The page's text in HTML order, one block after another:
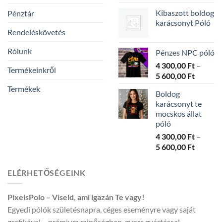
Pénztár
Rendeléskövetés
Rólunk
Termékeinkről
Termékek
300,00
-
Kibaszott boldog
karácsonyt Póló
Pénzes NPC póló
4 300,00 Ft –
5 600,00 Ft
-
5
Boldog
karácsonyt te
mocskos állat
póló
4 300,00 Ft –
5 600,00 Ft
ELÉRHETŐSÉGEINK
PixelsPolo – Viseld, ami igazán Te vagy!
Egyedi pólók születésnapra, céges eseményre vagy saját